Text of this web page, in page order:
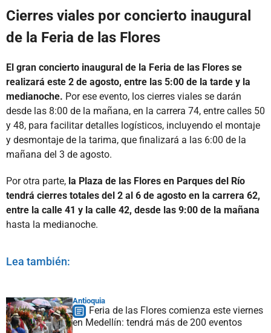
Cierres viales por concierto inaugural
de la Feria de las Flores
El gran concierto inaugural de la Feria de las Flores se
realizará este 2 de agosto, entre las 5:00 de la tarde y la
medianoche. Por ese evento, los cierres viales se darán
desde las 8:00 de la mañana, en la carrera 74, entre calles 50
y 48, para facilitar detalles logísticos, incluyendo el montaje
y desmontaje de la tarima, que finalizará a las 6:00 de la
mañana del 3 de agosto.
Por otra parte, la Plaza de las Flores en Parques del Río
tendrá cierres totales del 2 al 6 de agosto en la carrera 62,
entre la calle 41 y la calle 42, desde las 9:00 de la mañana
hasta la medianoche.
Lea también:
Antioquia
Feria de las Flores comienza este viernes
en Medellín: tendrá más de 200 eventos